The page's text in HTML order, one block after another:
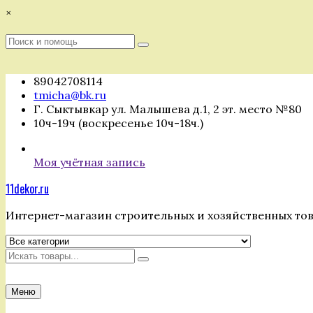
Перейти
содержимому
×
Поиск
Поиск
89042708114
tmicha@bk.ru
Г. Сыктывкар ул. Малышева д.1, 2 эт. место №80
10ч-19ч (воскресенье 10ч-18ч.)
Моя учётная запись
11dekor.ru
Интернет-магазин строительных и хозяйственных
Искать
Меню